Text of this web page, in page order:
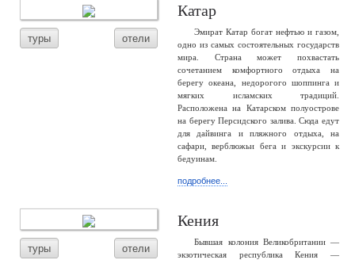
туры отели
Катар
Эмират Катар богат нефтью и газом,
одно из самых состоятельных государств
мира. Страна может похвастать
сочетанием комфортного отдыха на
берегу океана, недорогого шоппинга и
мягких исламских традиций.
Расположена на Катарском полуострове
на берегу Персидского залива. Сюда едут
для дайвинга и пляжного отдыха, на
сафари, верблюжьи бега и экскурсии к
бедуинам.
подробнее...
туры отели
Кения
Бывшая колония Великобритании —
экзотическая республика Кения —